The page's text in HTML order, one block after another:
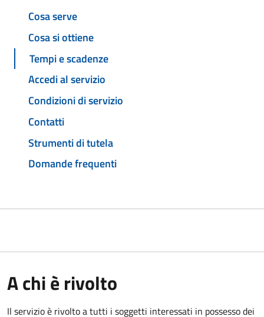
Cosa serve
Cosa si ottiene
Tempi e scadenze
Accedi al servizio
Condizioni di servizio
Contatti
Strumenti di tutela
Domande frequenti
A chi è rivolto
Il servizio è rivolto a tutti i soggetti interessati in possesso dei